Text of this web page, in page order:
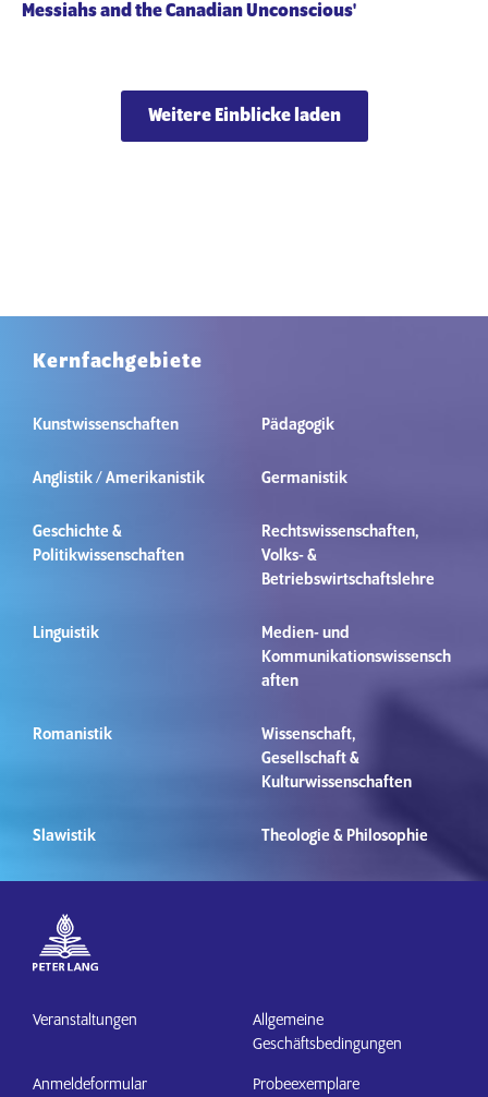
Messiahs and the Canadian Unconscious'
Weitere Einblicke laden
Kernfachgebiete
Kunstwissenschaften Pädagogik
Anglistik / Amerikanistik Germanistik
Geschichte &
Politikwissenschaften
Rechtswissenschaften,
Volks- &
Betriebswirtschaftslehre
Linguistik
Medien- und
Kommunikationswissensch
aften
Romanistik
Wissenschaft,
Gesellschaft &
Kulturwissenschaften
Slawistik Theologie & Philosophie
Veranstaltungen
Anmeldeformular
Allgemeine
Geschäftsbedingungen
Probeexemplare